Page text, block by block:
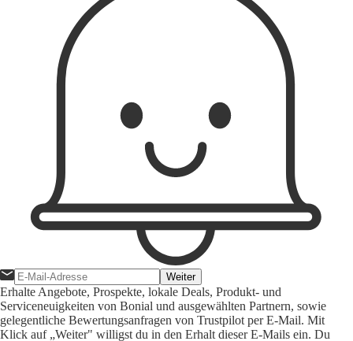
Weiter
Erhalte Angebote, Prospekte, lokale Deals, Produkt- und
Serviceneuigkeiten von Bonial und ausgewählten Partnern, sowie
gelegentliche Bewertungsanfragen von Trustpilot per E-Mail. Mit
Klick auf „Weiter" willigst du in den Erhalt dieser E-Mails ein. Du